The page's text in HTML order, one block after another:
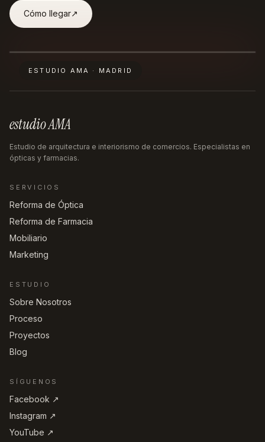
Cómo llegar↗︎
ESTUDIO AMA · MADRID
estudio AMA
Estudio de arquitectura e interiorismo de comercios. Especialistas en
ópticas y farmacias.
SERVICIOS
Reforma de Óptica
Reforma de Farmacia
Mobiliario
Marketing
ESTUDIO
Sobre Nosotros
Proceso
Proyectos
Blog
SÍGUENOS
Facebook ↗︎
Instagram ↗︎
YouTube ↗︎